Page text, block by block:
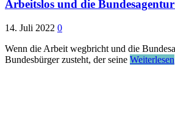
Arbeitslos und die
14. Juli 2022 0
Wenn die Arbeit wegbricht und die
Bundesbürger zusteht, der seine Weiterlesen